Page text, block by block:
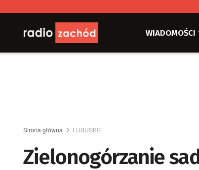
WIADOMOŚCI
Strona główna LUBUSKIE
Zielonogórzanie